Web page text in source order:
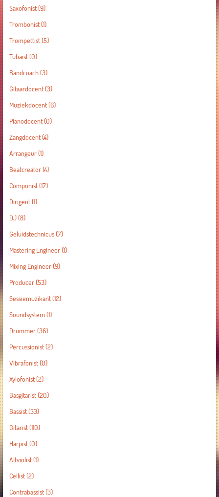
Saxofonist(9)
Trombonist(1)
Trompettist(5)
Tubaïst(0)
Bandcoach(3)
Gitaardocent(3)
Muziekdocent(6)
Pianodocent(0)
Zangdocent(4)
Arrangeur(1)
Beatcreator(4)
Componist(17)
Dirigent(1)
DJ(8)
Geluidstechnicus(7)
Mastering Engineer(1)
Mixing Engineer(9)
Producer(53)
Sessiemuzikant(12)
Soundsystem(1)
Drummer(36)
Percussionist(2)
Vibrafonist(0)
Xylofonist(2)
Basgitarist(20)
Bassist(33)
Gitarist(110)
Harpist(0)
Altviolist(1)
Cellist(2)
Contrabassist(3)